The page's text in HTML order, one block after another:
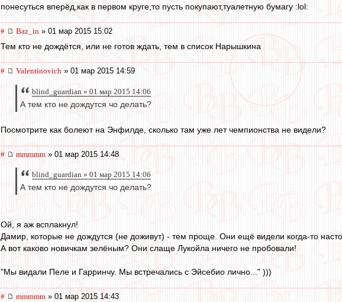
понесуться вперёд,как в первом круге,то пусть покупают,туалетную бумагу :lol:
# Baz_in » 01 мар 2015 15:02
Тем кто не дождётся, или не готов ждать, тем в список Нарышкина
# Valentinovich » 01 мар 2015 14:59
blind_guardian » 01 мар 2015 14:06
А тем кто не дождутся чо делать?
Посмотрите как болеют на Энфилде, сколько там уже лет чемпионства не видели?
# mmmmm » 01 мар 2015 14:48
blind_guardian » 01 мар 2015 14:06
А тем кто не дождутся чо делать?
Ой, я аж всплакнул!
Дамир, которые не дождутся (не доживут) - тем проще. Они ещё видели когда-то
А вот каково новичкам зелёным? Они слаще Лукойла ничего не пробовали!
"Мы видали Пеле и Гарринчу. Мы встречались с Эйсебио лично..." )))
# mmmmm » 01 мар 2015 14:43